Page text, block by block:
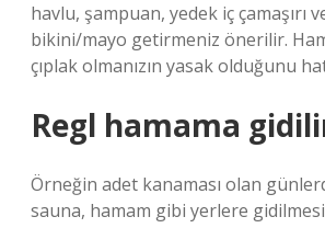
havlu, şampuan, yedek iç çamaşırı
bikini/mayo getirmeniz önerilir.
çıplak olmanızın yasak olduğunu
Regl hamama
Örneğin adet kanaması olan
sauna, hamam gibi yerlere